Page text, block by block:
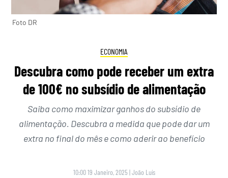
Foto DR
ECONOMIA
Descubra como pode receber um extra
de 100€ no subsídio de alimentação
Saiba como maximizar ganhos do subsídio de
alimentação. Descubra a medida que pode dar um
extra no final do mês e como aderir ao benefício
10:00 19 Janeiro, 2025 |João Luís